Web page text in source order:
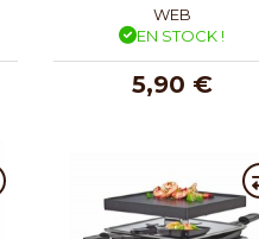
WEB
EN STOCK !
5,90 €